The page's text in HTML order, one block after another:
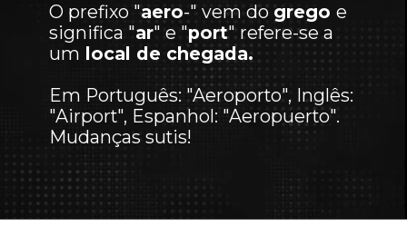
O prefixo "aero-" vem do gregoe
significa "ar" e "port" refere-se a
um local de chegada.
Em Português: "Aeroporto", Inglês:
"Airport", Espanhol: "Aeropuerto".
Mudanças sutis!